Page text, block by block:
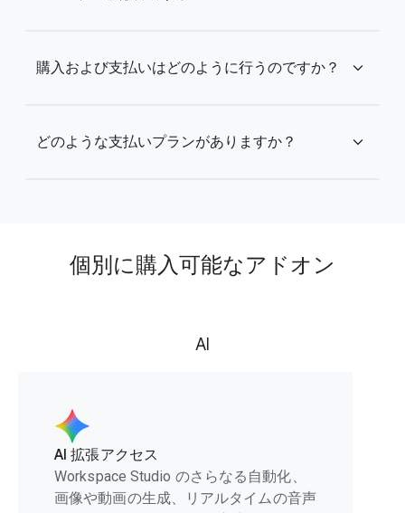
購入および支払いはどのように行うのですか？ expand_more
どのような支払いプランがありますか？ expand_more
個別に購入可能なアドオン
AI
AI 拡張アクセス
Workspace Studio のさらなる自動化、
画像や動画の生成、リアルタイムの音声